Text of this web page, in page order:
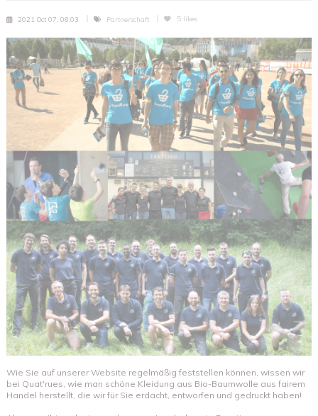
2021 Oct 07, 08:03 Partnerschaft 5 likes
Wie Sie auf unserer Website regelmäßig feststellen können, wissen wir
bei Quat'rues, wie man schöne Kleidung aus Bio-Baumwolle aus fairem
Handel herstellt, die wir für Sie erdacht, entworfen und gedruckt haben!